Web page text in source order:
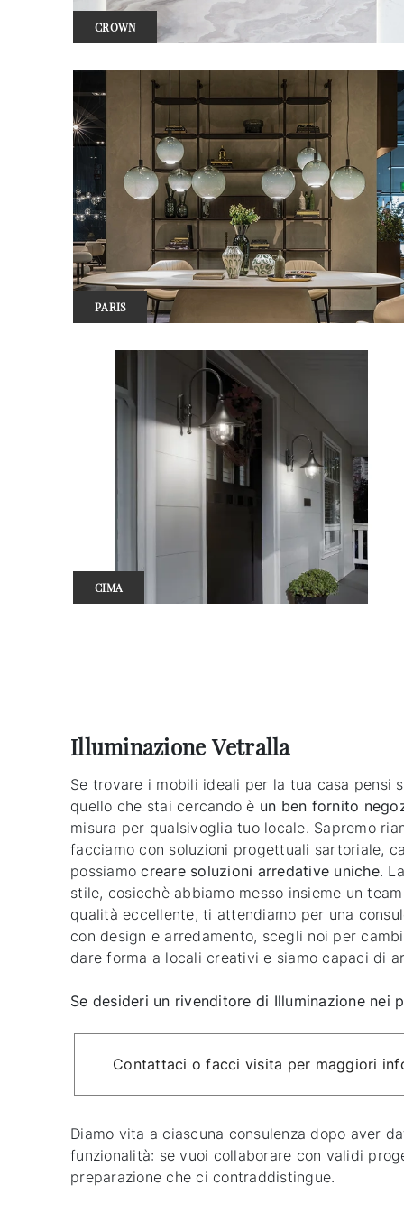
CROWN
PARIS
CIMA
Illuminazione Vetralla
Se trovare i mobili ideali per la tua casa pensi
quello che stai cercando è un ben fornito
misura per qualsivoglia tuo locale. Sapremo
facciamo con soluzioni progettuali sartoriale,
possiamocreare soluzioni arredative uniche.
stile, cosicchè abbiamo messo insieme un
qualità eccellente, ti attendiamo per una
con design e arredamento, scegli noi per
dare forma a locali creativi e siamo capaci di
Se desideri un rivenditore di Illuminazione nei
Contattaci o facci visita per maggiori
Diamo vita a ciascuna consulenza dopo aver
funzionalità: se vuoi collaborare con validi
preparazione che ci contraddistingue.